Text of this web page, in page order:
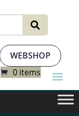
WEBSHOP
0 items